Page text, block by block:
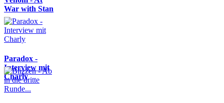
War with Stan
Paradox -
Interview mit
Charly